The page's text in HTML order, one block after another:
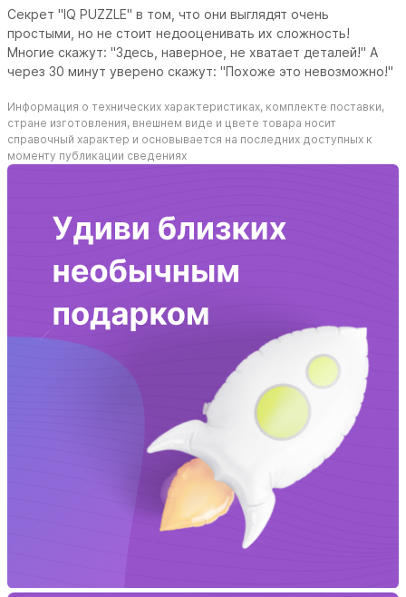
Секрет "IQ PUZZLE" в том, что они выглядят очень
простыми, но не стоит недооценивать их сложность!
Многие скажут: "Здесь, наверное, не хватает деталей!" А
через 30 минут уверено скажут: "Похоже это невозможно!"
Информация о технических характеристиках, комплекте поставки,
стране изготовления, внешнем виде и цвете товара носит
справочный характер и основывается на последних доступных к
моменту публикации сведениях